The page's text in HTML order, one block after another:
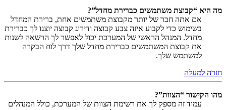
מה היא “קבוצת משתמשים כברירת מחדל”?
אם אתה חבר של יותר מקבוצת משתמשים אחת, ברירת המחדל
בשימוש כדי לקבוע איזה צבע קבוצה ודירוג קבוצה יוצגו לך כברירת
מחדל. המנהל הראשי של המערכת יכול לאפשר לך הרשאה לשנות
את קבוצת המשתמשים כברירת מחדל שלך דרך לוח הבקרה
למשתמש שלך.
חזרה למעלה
מהו הקישור “הצוות”?
עמוד זה מספק לך את רשימת הצוות של המערכת, כולל המנהלים